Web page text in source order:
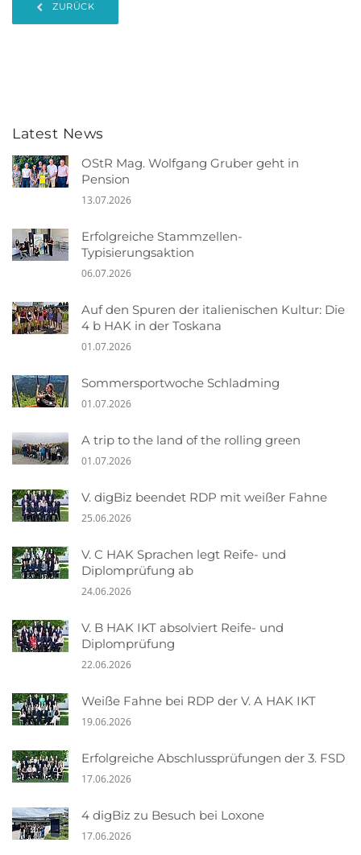
ZURÜCK
Latest News
OStR Mag. Wolfgang Gruber geht in
Pension
13.07.2026
Erfolgreiche Stammzellen-
Typisierungsaktion
06.07.2026
Auf den Spuren der italienischen Kultur: Die
4 b HAK in der Toskana
01.07.2026
Sommersportwoche Schladming
01.07.2026
A trip to the land of the rolling green
01.07.2026
V. digBiz beendet RDP mit weißer Fahne
25.06.2026
V. C HAK Sprachen legt Reife- und
Diplomprüfung ab
24.06.2026
V. B HAK IKT absolviert Reife- und
Diplomprüfung
22.06.2026
Weiße Fahne bei RDP der V. A HAK IKT
19.06.2026
Erfolgreiche Abschlussprüfungen der 3. FSD
17.06.2026
4 digBiz zu Besuch bei Loxone
17.06.2026